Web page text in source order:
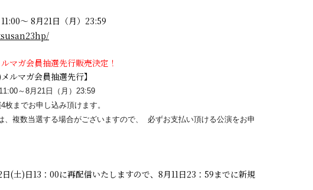
～ 8月21日（月）23:59
マガ会員抽選先行販売決定！
ルマガ会員抽選先行】
～8月21日（月 ）23:59
までお申し込み頂けます。
複数当選する場合がございま すので、
必ずお支払い頂ける公演をお申
(土)日13：00に再配信いたしますので、8月11日23：59までに新規